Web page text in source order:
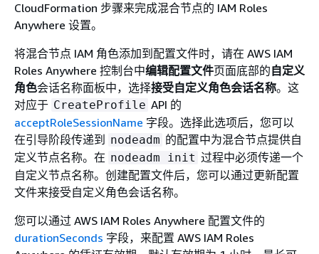
CloudFormation 步骤来完成混合节点的 IAM Roles
Anywhere 设置。
将混合节点 IAM 角色添加到配置文件时，请在 AWS IAM
Roles Anywhere 控制台中编辑配置文件页面底部的自定义
角色会话名称面板中，选择接受自定义角色会话名称。这
对应于 CreateProfile API 的
acceptRoleSessionName 字段。选择此选项后，您可以
在引导阶段传递到 nodeadm 的配置中为混合节点提供自
定义节点名称。在 nodeadm init 过程中必须传递一个
自定义节点名称。创建配置文件后，您可以通过更新配置
文件来接受自定义角色会话名称。
您可以通过 AWS IAM Roles Anywhere 配置文件的
durationSeconds 字段，来配置 AWS IAM Roles